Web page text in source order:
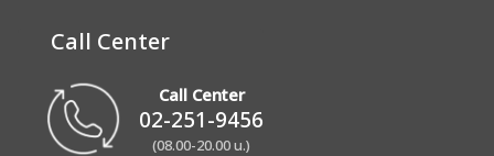
Call Center
Call Center
02-251-9456
(08.00-20.00 น.)